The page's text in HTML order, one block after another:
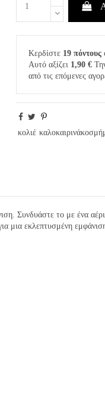
Κερδίστε 19 πόντους
Αυτό αξίζει 1,90 €
από τις επόμενες
κολιέ
Συνδυάστε το με ένα
μια εκλεπτυσμένη